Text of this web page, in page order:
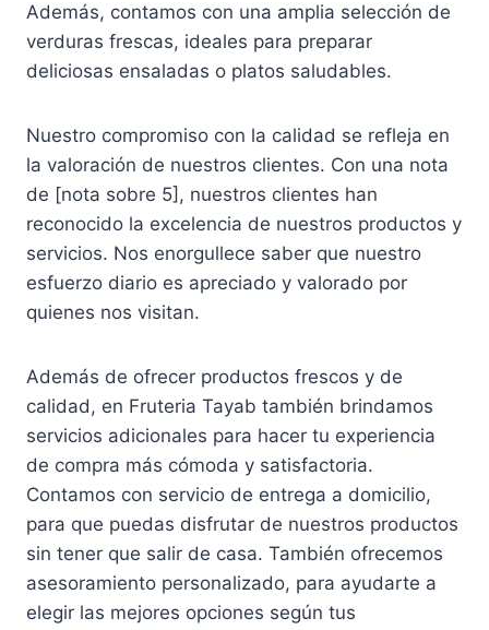
Además, contamos con una amplia selección de
verduras frescas, ideales para preparar
deliciosas ensaladas o platos saludables.
Nuestro compromiso con la calidad se refleja en
la valoración de nuestros clientes. Con una nota
de [nota sobre 5], nuestros clientes han
reconocido la excelencia de nuestros productos y
servicios. Nos enorgullece saber que nuestro
esfuerzo diario es apreciado y valorado por
quienes nos visitan.
Además de ofrecer productos frescos y de
calidad, en Fruteria Tayab también brindamos
servicios adicionales para hacer tu experiencia
de compra más cómoda y satisfactoria.
Contamos con servicio de entrega a domicilio,
para que puedas disfrutar de nuestros productos
sin tener que salir de casa. También ofrecemos
asesoramiento personalizado, para ayudarte a
elegir las mejores opciones según tus